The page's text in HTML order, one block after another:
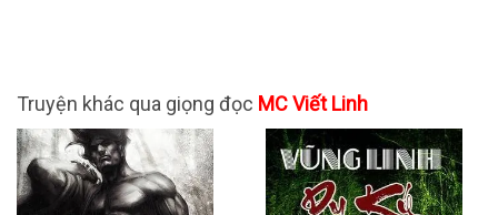
Truyện khác qua giọng đọc MC Viết Linh